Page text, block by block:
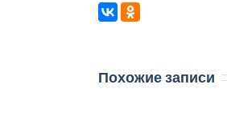
Похожие записи